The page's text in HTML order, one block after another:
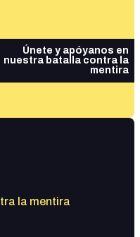
Únete y apóyanos en
nuestra batalla contra la
mentira
la mentira